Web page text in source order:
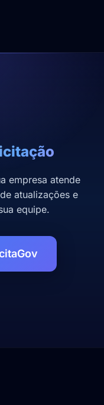
empresa atende
atualizações e
equipe.